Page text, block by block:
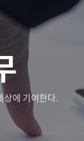
상에 기여한다.